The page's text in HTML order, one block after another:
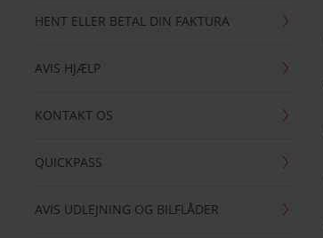
HENT ELLER BETAL DIN FAKTURA
AVIS HJÆLP
KONTAKT OS
QUICKPASS
AVIS UDLEJNING OG BILFLÅDER